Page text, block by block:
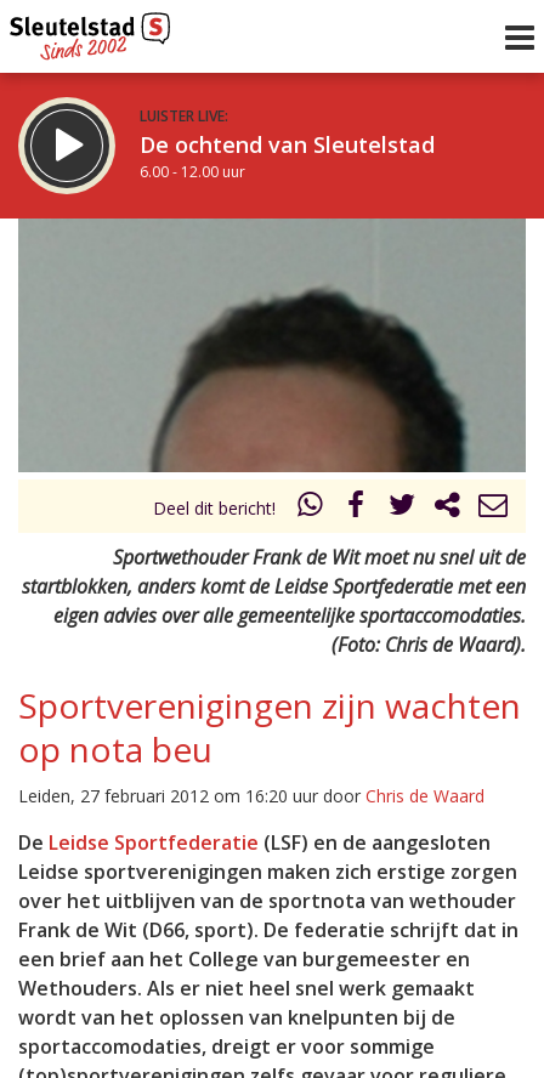
LUISTER LIVE:
De ochtend van Sleutelstad
6.00 - 12.00 uur
uur 1 van 0
Deel dit bericht!
Sportwethouder Frank de Wit moet nu snel uit de
startblokken, anders komt de Leidse Sportfederatie met een
eigen advies over alle gemeentelijke sportaccomodaties.
(Foto: Chris de Waard).
Sportverenigingen zijn wachten
op nota beu
Leiden, 27 februari 2012 om 16:20 uur door Chris de Waard
De Leidse Sportfederatie (LSF) en de aangesloten
Leidse sportverenigingen maken zich erstige zorgen
over het uitblijven van de sportnota van wethouder
Frank de Wit (D66, sport). De federatie schrijft dat in
een brief aan het College van burgemeester en
Wethouders. Als er niet heel snel werk gemaakt
wordt van het oplossen van knelpunten bij de
sportaccomodaties, dreigt er voor sommige